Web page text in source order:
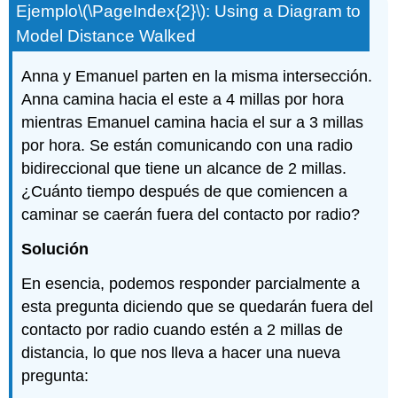
Ejemplo\(\PageIndex{2}\): Using a Diagram to
Model Distance Walked
Anna y Emanuel parten en la misma intersección.
Anna camina hacia el este a 4 millas por hora
mientras Emanuel camina hacia el sur a 3 millas
por hora. Se están comunicando con una radio
bidireccional que tiene un alcance de 2 millas.
¿Cuánto tiempo después de que comiencen a
caminar se caerán fuera del contacto por radio?
Solución
En esencia, podemos responder parcialmente a
esta pregunta diciendo que se quedarán fuera del
contacto por radio cuando estén a 2 millas de
distancia, lo que nos lleva a hacer una nueva
pregunta: